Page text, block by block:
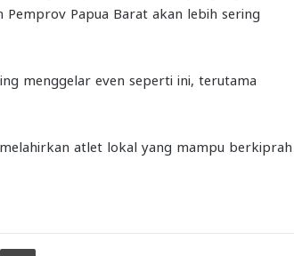
Papua Barat akan lebih sering
menggelar even seperti ini, terutama
atlet lokal yang mampu berkiprah
via Email Print